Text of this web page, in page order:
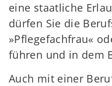
eine staatliche
dürfen Sie die
»Pflegefachfrau«
führen und in dem
Auch mit einer